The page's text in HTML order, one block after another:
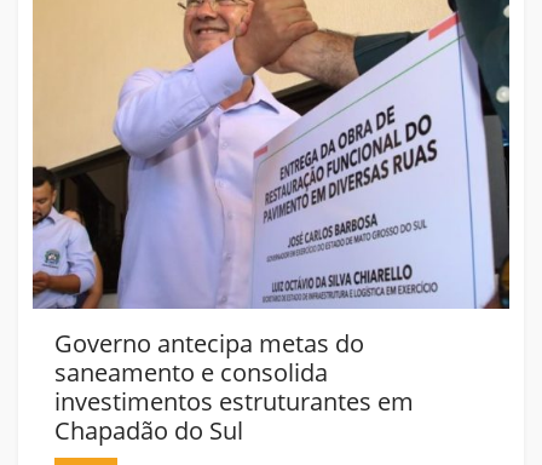
Governo antecipa metas do
saneamento e consolida
investimentos estruturantes em
Chapadão do Sul